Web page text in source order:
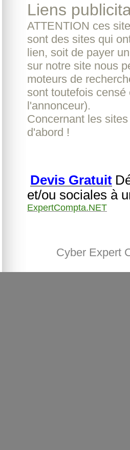
Liens
ATTENTION ces
sont des sites qui
lien, soit de payer
sur notre site nous
moteurs de
sont toutefois
l'annonceur).
Concernant les
d'abord !
Devis Gratuit
et/ou sociales à
ExpertCompta.NET
Cyber Expert